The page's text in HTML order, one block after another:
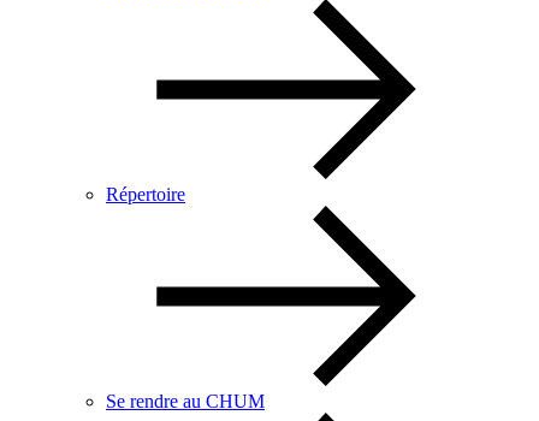
Répertoire
Se rendre au CHUM